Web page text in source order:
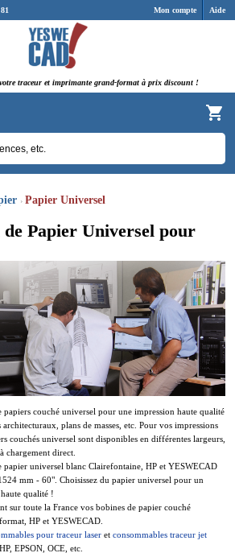
Mon compte Aide
traceur et imprimante grand-format à prix discount !
Papier Universel
Papier Universel pour
papiers couché universel pour une impression haute qualité
plans de masses, etc. Pour vos impressions
couchés universel sont disponibles en différentes largeurs,
chargement direct.
papier universel blanc Clairefontaine, HP et YESWECAD
mm - 60". Choisissez du papier universel pour un
qualité !
sur toute la France vos bobines de papier couché
HP et YESWECAD.
pour traceur laser et consommables traceur jet
EPSON, OCE, etc.